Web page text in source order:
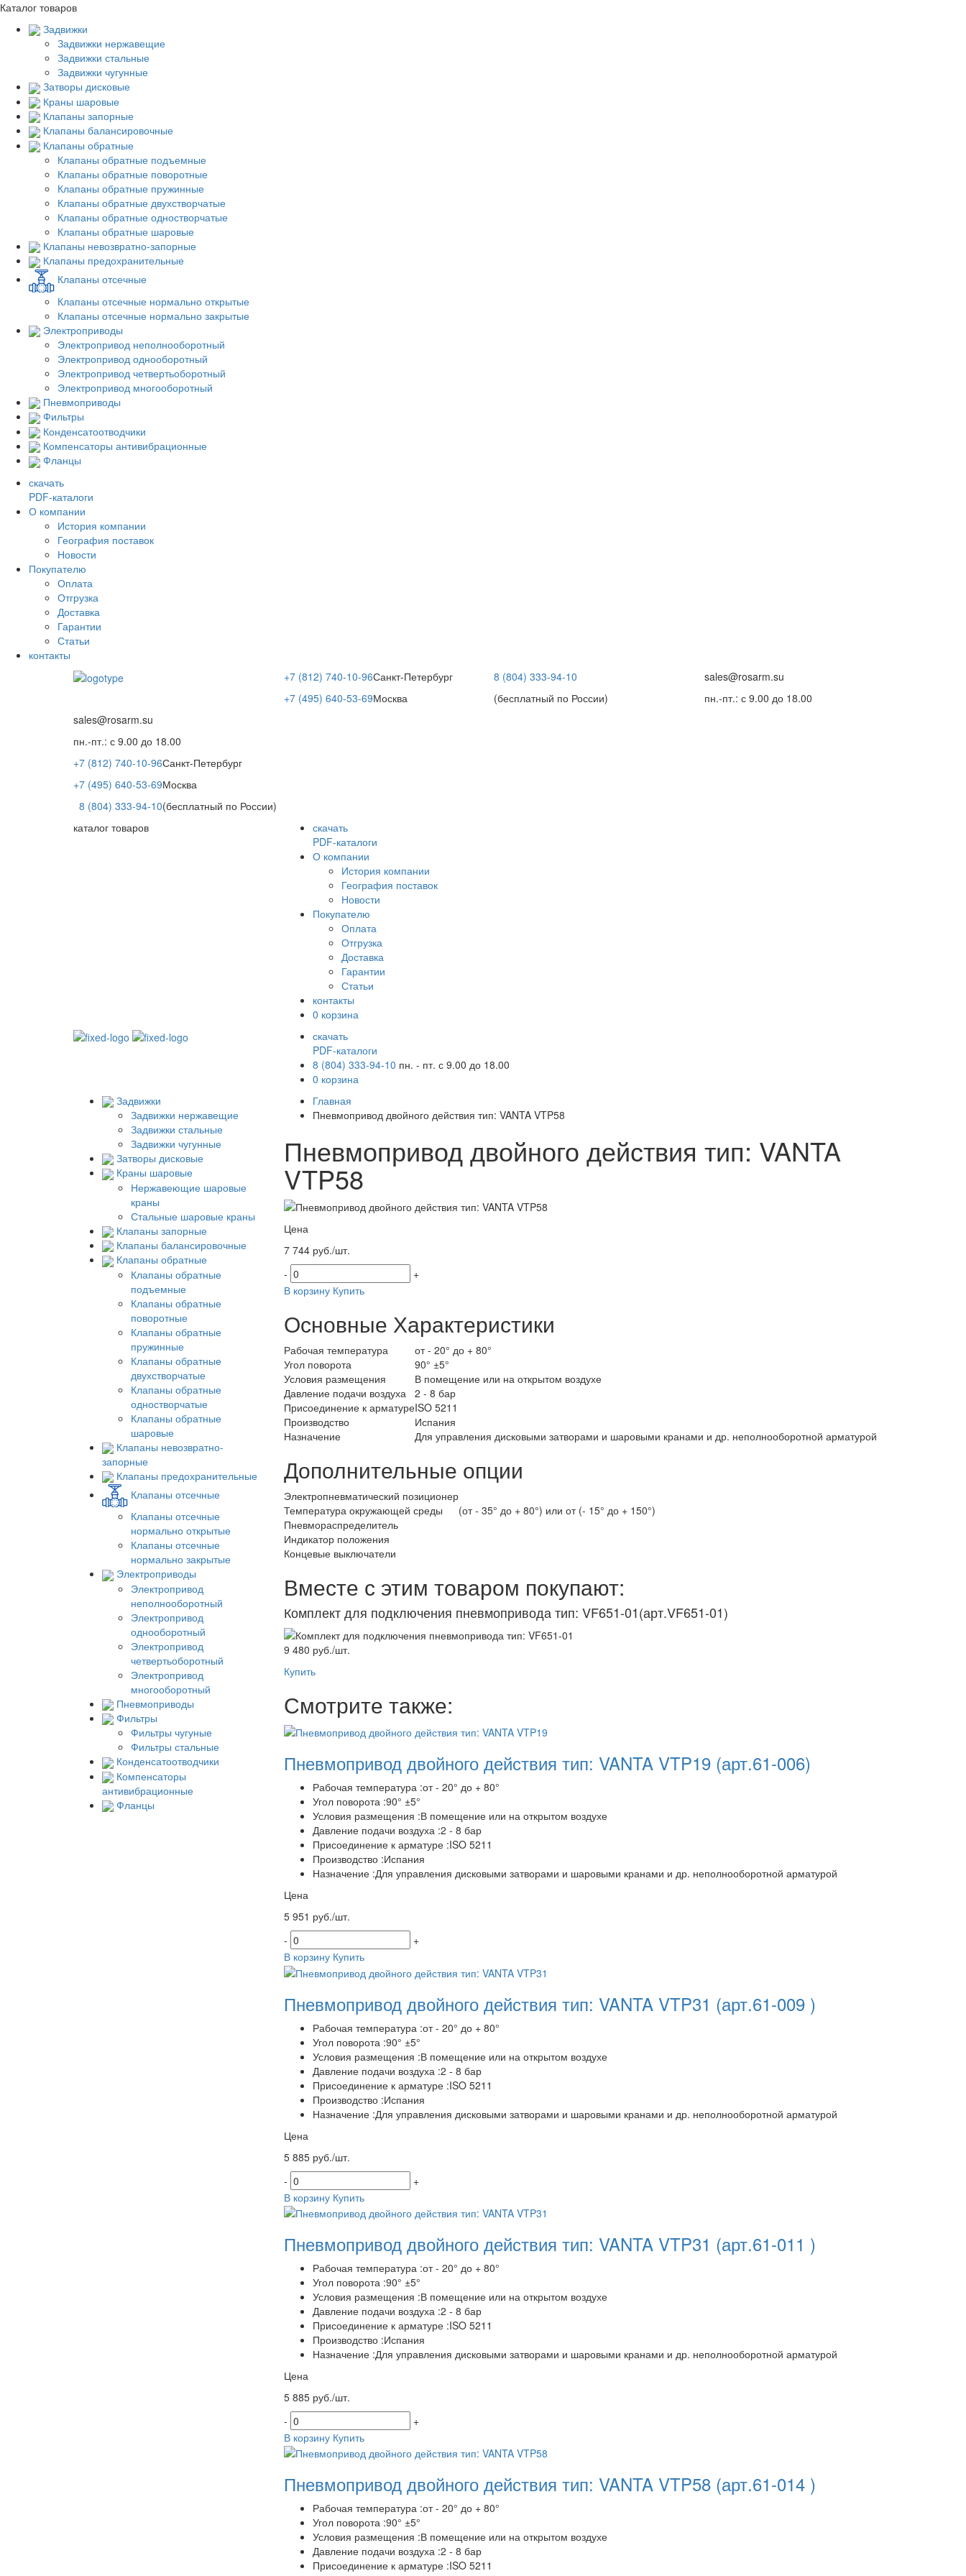
Каталог товаров
Задвижки
Задвижки нержавещие
Задвижки стальные
Задвижки чугунные
Затворы дисковые
Краны шаровые
Клапаны запорные
Клапаны балансировочные
Клапаны обратные
Клапаны обратные подъемные
Клапаны обратные поворотные
Клапаны обратные пружинные
Клапаны обратные двухстворчатые
Клапаны обратные одностворчатые
Клапаны обратные шаровые
Клапаны невозвратно-запорные
Клапаны предохранительные
Клапаны отсечные
Клапаны отсечные нормально открытые
Клапаны отсечные нормально закрытые
Электроприводы
Электропривод неполнооборотный
Электропривод однооборотный
Электропривод четвертьоборотный
Электропривод многооборотный
Пневмоприводы
Фильтры
Конденсатоотводчики
Компенсаторы антивибрационные
Фланцы
скачать
PDF-каталоги
О компании
История компании
География поставок
Новости
Покупателю
Оплата
Отгрузка
Доставка
Гарантии
Статьи
контакты
+7 (812) 740-10-96Санкт-Петербург
+7 (495) 640-53-69Москва
8 (804) 333-94-10
(бесплатный по России)
sales@rosarm.su
пн.-пт.: с 9.00 до 18.00
sales@rosarm.su
пн.-пт.: с 9.00 до 18.00
+7 (812) 740-10-96Санкт-Петербург
+7 (495) 640-53-69Москва
8 (804) 333-94-10(бесплатный по России)
каталог товаров
скачать
PDF-каталоги
О компании
История компании
География поставок
Новости
Покупателю
Оплата
Отгрузка
Доставка
Гарантии
Статьи
контакты
0 корзина
скачать
PDF-каталоги
8 (804) 333-94-10 пн. - пт. с 9.00 до 18.00
0 корзина
Задвижки
Задвижки нержавещие
Задвижки стальные
Задвижки чугунные
Затворы дисковые
Краны шаровые
Нержавеющие шаровые
краны
Стальные шаровые краны
Клапаны запорные
Клапаны балансировочные
Клапаны обратные
Клапаны обратные
подъемные
Клапаны обратные
поворотные
Клапаны обратные
пружинные
Клапаны обратные
двухстворчатые
Клапаны обратные
одностворчатые
Клапаны обратные
шаровые
Клапаны невозвратно-
запорные
Клапаны предохранительные
Клапаны отсечные
Клапаны отсечные
нормально открытые
Клапаны отсечные
нормально закрытые
Электроприводы
Электропривод
неполнооборотный
Электропривод
однооборотный
Электропривод
четвертьоборотный
Электропривод
многооборотный
Пневмоприводы
Фильтры
Фильтры чугуные
Фильтры стальные
Конденсатоотводчики
Компенсаторы
антивибрационные
Фланцы
Главная
Пневмопривод двойного действия тип: VANTA VTP58
Пневмопривод двойного действия тип: VANTA
VTP58
Цена
7 744 руб./шт.
-
+
В корзину Купить
Основные Характеристики
Рабочая температура
от - 20° до + 80°
Угол поворота
90° ±5°
Условия размещения
В помещение или на открытом воздухе
Давление подачи воздуха
2 - 8 бар
Присоединение к арматуреISO 5211
Производство
Испания
Назначение
Для управления дисковыми затворами и шаровыми кранами и др. неполнооборотной арматурой
Дополнительные опции
Электропневматический позиционер
Температура окружающей среды
(от - 35° до + 80°) или от (- 15° до + 150°)
Пневмораспределитель
Индикатор положения
Концевые выключатели
Вместе с этим товаром покупают:
Комплект для подключения пневмопривода тип: VF651-01(арт.VF651-01)
9 480 руб./шт.
Купить
Смотрите также:
Пневмопривод двойного действия тип: VANTA VTP19 (арт.61-006)
Рабочая температура :от - 20° до + 80°
Угол поворота :90° ±5°
Условия размещения :В помещение или на открытом воздухе
Давление подачи воздуха :2 - 8 бар
Присоединение к арматуре :ISO 5211
Производство :Испания
Назначение :Для управления дисковыми затворами и шаровыми кранами и др. неполнооборотной арматурой
Цена
5 951 руб./шт.
-
+
В корзину Купить
Пневмопривод двойного действия тип: VANTA VTP31 (арт.61-009 )
Рабочая температура :от - 20° до + 80°
Угол поворота :90° ±5°
Условия размещения :В помещение или на открытом воздухе
Давление подачи воздуха :2 - 8 бар
Присоединение к арматуре :ISO 5211
Производство :Испания
Назначение :Для управления дисковыми затворами и шаровыми кранами и др. неполнооборотной арматурой
Цена
5 885 руб./шт.
-
+
В корзину Купить
Пневмопривод двойного действия тип: VANTA VTP31 (арт.61-011 )
Рабочая температура :от - 20° до + 80°
Угол поворота :90° ±5°
Условия размещения :В помещение или на открытом воздухе
Давление подачи воздуха :2 - 8 бар
Присоединение к арматуре :ISO 5211
Производство :Испания
Назначение :Для управления дисковыми затворами и шаровыми кранами и др. неполнооборотной арматурой
Цена
5 885 руб./шт.
-
+
В корзину Купить
Пневмопривод двойного действия тип: VANTA VTP58 (арт.61-014 )
Рабочая температура :от - 20° до + 80°
Угол поворота :90° ±5°
Условия размещения :В помещение или на открытом воздухе
Давление подачи воздуха :2 - 8 бар
Присоединение к арматуре :ISO 5211